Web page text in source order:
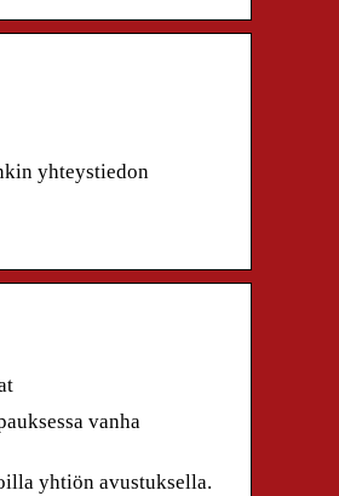
yhteystiedon
vanha
yhtiön avustuksella.